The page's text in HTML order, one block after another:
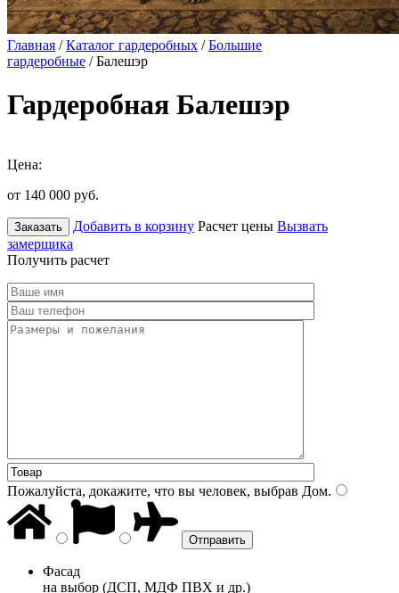
Главная /Каталог гардеробных /Большие
гардеробные / Балешэр
Гардеробная Балешэр
Цена:
от 140 000 руб.
Заказать Добавить в корзину Расчет цены Вызвать
замерщика
Получить расчет
Пожалуйста, докажите, что вы человек, выбрав Дом.
Фасад
на выбор (ДСП, МДФ ПВХ и др.)